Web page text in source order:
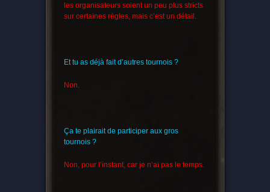
les organisateurs soient un peu plus stricts
sur certaines règles, mais c’est un détail.
Et tu as déjà fait d’autres tournois ?
Non.
Ça te plairait de participer aux gros
tournois ?
Non, pour l’instant, car je n’ai pas le temps.